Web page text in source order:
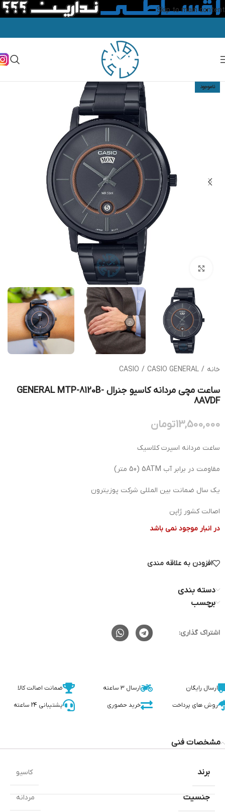
Skip to main content
ناموجود
خانه /
CASIO / CASIO GENERAL
ساعت مچی مردانه کاسیو جنرال GENERAL MTP-8120B-
8AVDF
13,500,000تومان
ساعت مردانه اسپرت کلاسیک
مقاومت در برابر آب 5ATM (50 متر)
یک سال ضمانت بین المللی شرکت پوزیترون
اصالت کشور ژاپن
در انبار موجود نمی باشد
افزودن به علاقه مندی
دسته بندی
برچسب
اشتراک گذاری:
ارسال رایگان ارسال 3 ساعته ضمانت اصالت کالا
روش های پرداخت خرید حضوری پشتیبانی 24 ساعته
مشخصات فنی
جنسیت مردانه
برند کاسیو